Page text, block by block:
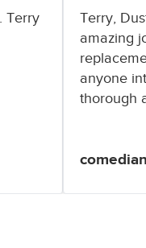
Terry
Terry,
amazing
anyone
thorough